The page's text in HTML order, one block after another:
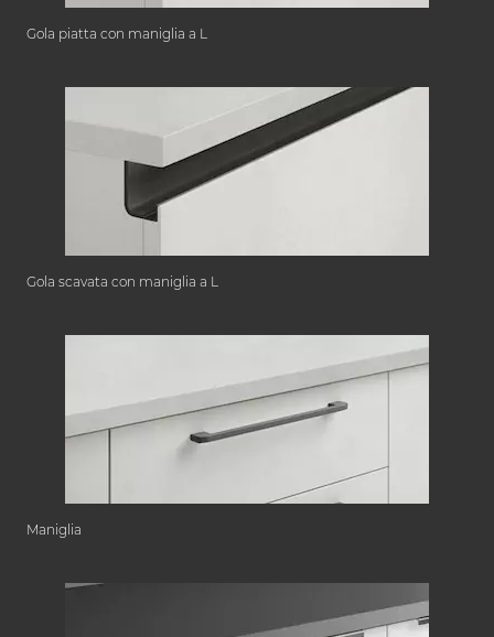
Gola piatta con maniglia a L
Gola scavata con maniglia a L
Maniglia